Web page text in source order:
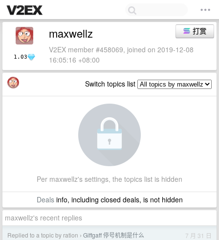
1.03
打赏
maxwellz
V2EX member #458069, joined on 2019-12-08
16:05:16 +08:00
Switch topics list
Per maxwellz's settings, the topics list is hidden
Dealsinfo, including closed deals, is not hidden
maxwellz's recent replies
Replied to a topic by ration › Giffgaff 停号机制是什么 7 月 31 日